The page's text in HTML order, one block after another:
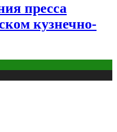
пресса
кузнечно-